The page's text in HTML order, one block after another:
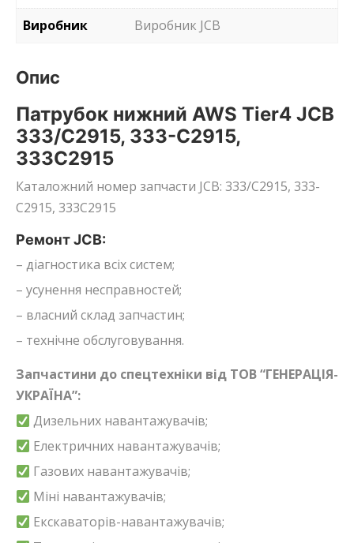
Виробник
Виробник JCB
Опис
Патрубок нижний AWS Tier4 JCB
333/C2915, 333-C2915,
333C2915
Каталожний номер запчасти JCB: 333/C2915, 333-
C2915, 333C2915
Ремонт JCB:
– діагностика всіх систем;
– усунення несправностей;
– власний склад запчастин;
– технічне обслуговування.
Запчастини до спецтехніки від ТОВ “ГЕНЕРАЦІЯ-
УКРАЇНА”:
Дизельних навантажувачів;
Електричних навантажувачів;
Газових навантажувачів;
Міні навантажувачів;
Екскаваторів-навантажувачів;